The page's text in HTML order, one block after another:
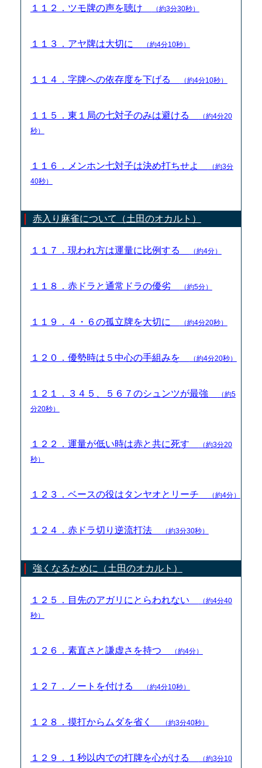
１１２．ツモ牌の声を聴け （約3分30秒）
１１３．アヤ牌は大切に （約4分10秒）
１１４．字牌への依存度を下げる （約4分10秒）
１１５．東１局の七対子のみは避ける
（約4分20
秒）
１１６．メンホン七対子は決め打ちせよ
（約3分
40秒）
赤入り麻雀について（土田のオカルト）
１１７．現われ方は運量に比例する （約4分）
１１８．赤ドラと通常ドラの優劣 （約5分）
１１９．４・６の孤立牌を大切に （約4分20秒）
１２０．優勢時は５中心の手組みを （約4分20秒）
１２１．３４５、５６７のシュンツが最強
（約5
分20秒）
１２２．運量が低い時は赤と共に死す
（約3分20
秒）
１２３．ベースの役はタンヤオとリーチ （約4分）
１２４．赤ドラ切り逆流打法 （約3分30秒）
強くなるために（土田のオカルト）
１２５．目先のアガリにとらわれない
（約4分40
秒）
１２６．素直さと謙虚さを持つ （約4分）
１２７．ノートを付ける （約4分10秒）
１２８．摸打からムダを省く （約3分40秒）
１２９．１秒以内での打牌を心がける （約3分10